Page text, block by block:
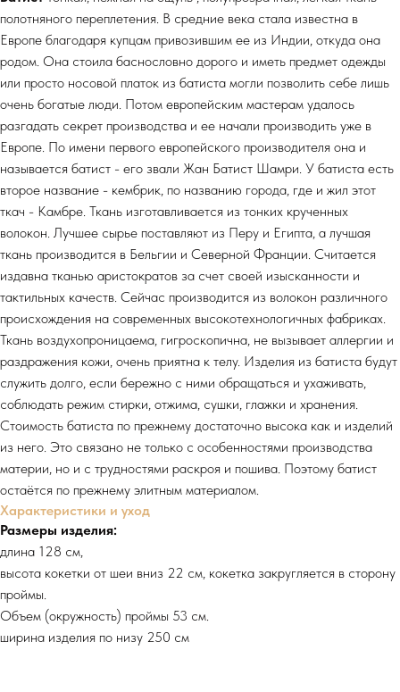
полотняного переплетения. В средние века стала известна в
Европе благодаря купцам привозившим ее из Индии, откуда она
родом. Она стоила баснословно дорого и иметь предмет одежды
или просто носовой платок из батиста могли позволить себе лишь
очень богатые люди. Потом европейским мастерам удалось
разгадать секрет производства и ее начали производить уже в
Европе. По имени первого европейского производителя она и
называется батист - его звали Жан Батист Шамри. У батиста есть
второе название - кембрик, по названию города, где и жил этот
ткач - Камбре. Ткань изготавливается из тонких крученных
волокон. Лучшее сырье поставляют из Перу и Египта, а лучшая
ткань производится в Бельгии и Северной Франции. Считается
издавна тканью аристократов за счет своей изысканности и
тактильных качеств. Сейчас производится из волокон различного
происхождения на современных высокотехнологичных фабриках.
Ткань воздухопроницаема, гигроскопична, не вызывает аллергии и
раздражения кожи, очень приятна к телу. Изделия из батиста будут
служить долго, если бережно с ними обращаться и ухаживать,
соблюдать режим стирки, отжима, сушки, глажки и хранения.
Стоимость батиста по прежнему достаточно высока как и изделий
из него. Это связано не только с особенностями производства
материи, но и с трудностями раскроя и пошива. Поэтому батист
остаётся по прежнему элитным материалом.
Характеристики и уход
Размеры изделия:
длина 128 см,
высота кокетки от шеи вниз 22 см, кокетка закругляется в сторону
проймы.
Объем (окружность) проймы 53 см.
ширина изделия по низу 250 см